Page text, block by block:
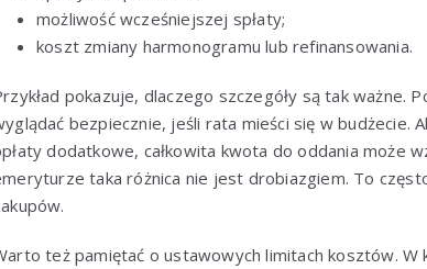
możliwość wcześniejszej spłaty;
koszt zmiany harmonogramu lub refinansowania.
pokazuje, dlaczego szczegóły są tak ważne.
bezpiecznie, jeśli rata mieści się w budżecie.
dodatkowe, całkowita kwota do oddania może
taka różnica nie jest drobiazgiem. To
też pamiętać o ustawowych limitach kosztów. W